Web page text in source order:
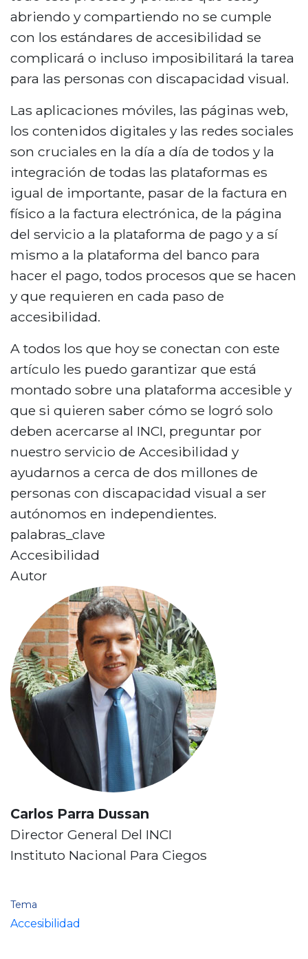
abriendo y compartiendo no se cumple
con los estándares de accesibilidad se
complicará o incluso imposibilitará la tarea
para las personas con discapacidad visual.
Las aplicaciones móviles, las páginas web,
los contenidos digitales y las redes sociales
son cruciales en la día a día de todos y la
integración de todas las plataformas es
igual de importante, pasar de la factura en
físico a la factura electrónica, de la página
del servicio a la plataforma de pago y a sí
mismo a la plataforma del banco para
hacer el pago, todos procesos que se hacen
y que requieren en cada paso de
accesibilidad.
A todos los que hoy se conectan con este
artículo les puedo garantizar que está
montado sobre una plataforma accesible y
que si quieren saber cómo se logró solo
deben acercarse al INCI, preguntar por
nuestro servicio de Accesibilidad y
ayudarnos a cerca de dos millones de
personas con discapacidad visual a ser
autónomos en independientes.
palabras_clave
Accesibilidad
Autor
c
r
i
p
Carlos Parra Dussan
Director General Del INCI
Instituto Nacional Para Ciegos
Tema
Accesibilidad